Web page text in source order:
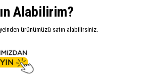
Alabilirim?
ürünümüzü satın alabilirsiniz.